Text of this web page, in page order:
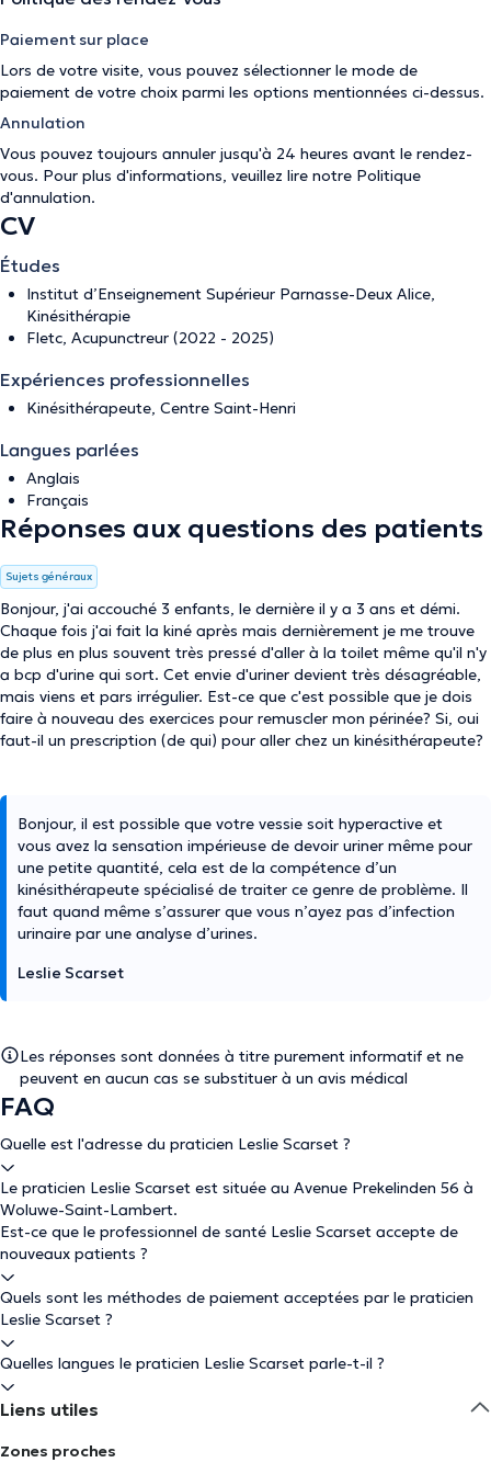
Paiement sur place
Lors de votre visite, vous pouvez sélectionner le mode de
paiement de votre choix parmi les options mentionnées ci-dessus.
Annulation
Vous pouvez toujours annuler jusqu'à 24 heures avant le rendez-
vous. Pour plus d'informations, veuillez lire notre Politique
d'annulation.
CV
Études
Institut d’Enseignement Supérieur Parnasse-Deux Alice,
Kinésithérapie
Fletc, Acupunctreur (2022 - 2025)
Expériences professionnelles
Kinésithérapeute, Centre Saint-Henri
Langues parlées
Anglais
Français
Réponses aux questions des patients
Sujets généraux
Bonjour, j'ai accouché 3 enfants, le dernière il y a 3 ans et démi.
Chaque fois j'ai fait la kiné après mais dernièrement je me trouve
de plus en plus souvent très pressé d'aller à la toilet même qu'il n'y
a bcp d'urine qui sort. Cet envie d'uriner devient très désagréable,
mais viens et pars irrégulier. Est-ce que c'est possible que je dois
faire à nouveau des exercices pour remuscler mon périnée? Si, oui
faut-il un prescription (de qui) pour aller chez un kinésithérapeute?
Bonjour, il est possible que votre vessie soit hyperactive et
vous avez la sensation impérieuse de devoir uriner même pour
une petite quantité, cela est de la compétence d’un
kinésithérapeute spécialisé de traiter ce genre de problème. Il
faut quand même s’assurer que vous n’ayez pas d’infection
urinaire par une analyse d’urines.
Leslie Scarset
Les réponses sont données à titre purement informatif et ne
peuvent en aucun cas se substituer à un avis médical
FAQ
Quelle est l'adresse du praticien Leslie Scarset ?
Le praticien Leslie Scarset est située au Avenue Prekelinden 56 à
Woluwe-Saint-Lambert.
Est-ce que le professionnel de santé Leslie Scarset accepte de
nouveaux patients ?
Quels sont les méthodes de paiement acceptées par le praticien
Leslie Scarset ?
Quelles langues le praticien Leslie Scarset parle-t-il ?
Liens utiles
Zones proches